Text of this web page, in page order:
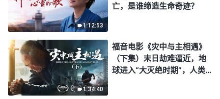
1:12:53
亡，是谁缔造生命奇迹？
1:34:40
福音电影《灾中与主相遇》
（下集）末日劫难逼近，地
球进入“大灭绝时期”，人类